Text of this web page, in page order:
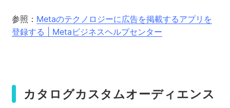
参照： Metaのテクノロジーに広告を掲載するアプリを
登録する | Metaビジネスヘルプセンター
カタログカスタムオーディエンス